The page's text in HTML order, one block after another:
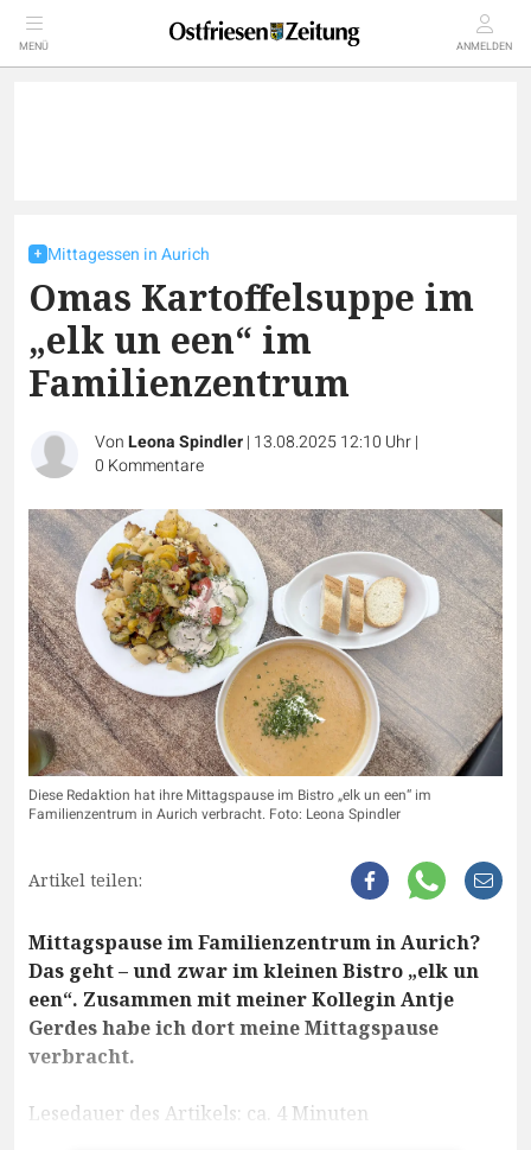
MENÜ ANMELDEN
Mittagessen in Aurich
Omas Kartoffelsuppe im
„elk un een“ im
Familienzentrum
VonLeona Spindler| 13.08.2025 12:10 Uhr|
0 Kommentare
Diese Redaktion hat ihre Mittagspause im Bistro „elk un een“ im
Familienzentrum in Aurich verbracht. Foto: Leona Spindler
Artikel teilen:
Mittagspause im Familienzentrum in Aurich?
Das geht – und zwar im kleinen Bistro „elk un
een“. Zusammen mit meiner Kollegin Antje
Gerdes habe ich dort meine Mittagspause
verbracht.
Lesedauer des Artikels: ca. 4 Minuten